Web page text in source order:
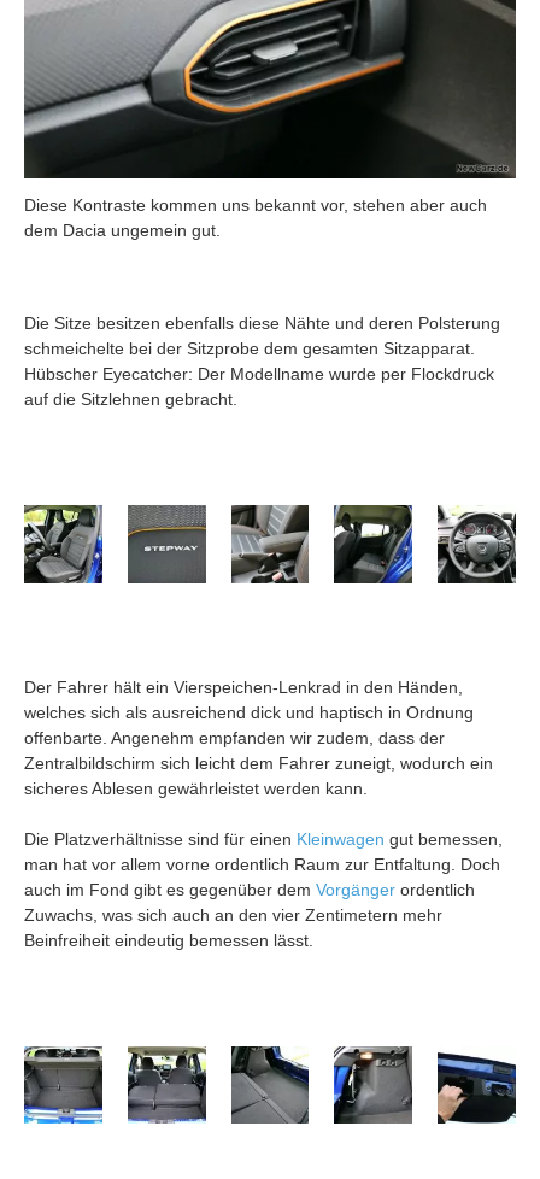
Diese Kontraste kommen uns bekannt vor, stehen aber auch
dem Dacia ungemein gut.
Die Sitze besitzen ebenfalls diese Nähte und deren Polsterung
schmeichelte bei der Sitzprobe dem gesamten Sitzapparat.
Hübscher Eyecatcher: Der Modellname wurde per Flockdruck
auf die Sitzlehnen gebracht.
Der Fahrer hält ein Vierspeichen-Lenkrad in den Händen,
welches sich als ausreichend dick und haptisch in Ordnung
offenbarte. Angenehm empfanden wir zudem, dass der
Zentralbildschirm sich leicht dem Fahrer zuneigt, wodurch ein
sicheres Ablesen gewährleistet werden kann.
Die Platzverhältnisse sind für einen Kleinwagen gut bemessen,
man hat vor allem vorne ordentlich Raum zur Entfaltung. Doch
auch im Fond gibt es gegenüber dem Vorgänger ordentlich
Zuwachs, was sich auch an den vier Zentimetern mehr
Beinfreiheit eindeutig bemessen lässt.